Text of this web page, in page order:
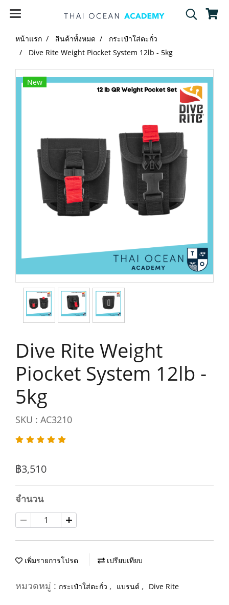
หน้าแรก สินค้าทั้งหมด
กระเป๋าใส่ตะกั่ว
Dive Rite Weight Piocket System 12lb - 5kg
New
Dive Rite Weight
Piocket System 12lb -
5kg
SKU : AC3210
฿3,510
จำนวน
เพิ่มรายการโปรด เปรียบเทียบ
หมวดหมู่ : กระเป๋าใส่ตะกั่ว , แบรนด์ , Dive Rite